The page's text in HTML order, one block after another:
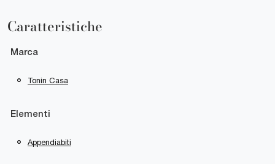
Caratteristiche
Marca
Tonin Casa
Elementi
Appendiabiti